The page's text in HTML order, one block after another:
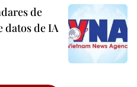
de
datos de IA